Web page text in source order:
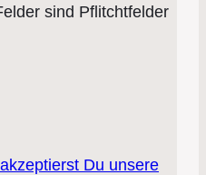
sind Pflitchtfelder
Du unsere